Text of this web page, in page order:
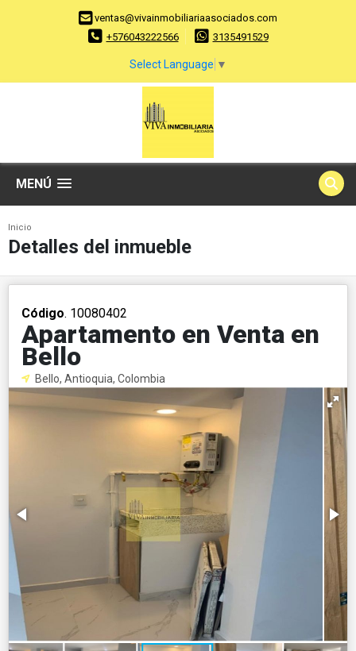
ventas@vivainmobiliariaasociados.com
+576043222566
3135491529
Select Language ▼
MENÚ
Inicio
Detalles del inmueble
Código. 10080402
Apartamento en Venta en
Bello
Bello, Antioquia, Colombia